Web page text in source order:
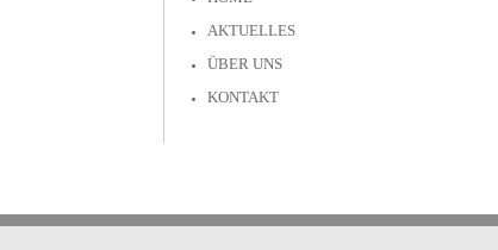
AKTUELLES
ÜBER UNS
KONTAKT